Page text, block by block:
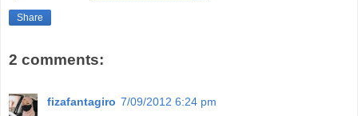
Share
2 comments:
fizafantagiro 7/09/2012 6:24 pm